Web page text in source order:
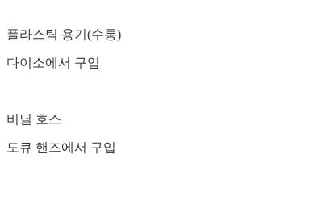
플라스틱 용기(수통)
다이소에서 구입
비닐 호스
도큐 핸즈에서 구입